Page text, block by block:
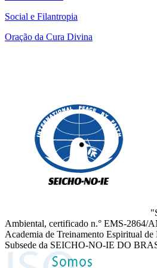
Social e Filantropia
Oração da Cura Divina
Ambiental, certificado n.° EMS-2864/
Academia de Treinamento Espiritual de
Subsede da SEICHO-NO-IE DO